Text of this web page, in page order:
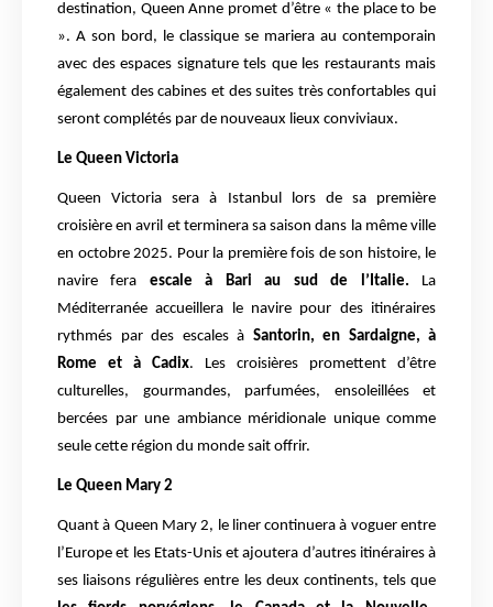
destination, Queen Anne promet d’être « the place to be
». A son bord, le classique se mariera au contemporain
avec des espaces signature tels que les restaurants mais
également des cabines et des suites très confortables qui
seront complétés par de nouveaux lieux conviviaux.
Le Queen Victoria
Queen Victoria sera à Istanbul lors de sa première
croisière en avril et terminera sa saison dans la même ville
en octobre 2025. Pour la première fois de son histoire, le
navire fera escale à Bari au sud de l’Italie. La
Méditerranée accueillera le navire pour des itinéraires
rythmés par des escales à Santorin, en Sardaigne, à
Rome et à Cadix. Les croisières promettent d’être
culturelles, gourmandes, parfumées, ensoleillées et
bercées par une ambiance méridionale unique comme
seule cette région du monde sait offrir.
Le Queen Mary 2
Quant à Queen Mary 2, le liner continuera à voguer entre
l’Europe et les Etats-Unis et ajoutera d’autres itinéraires à
ses liaisons régulières entre les deux continents, tels que